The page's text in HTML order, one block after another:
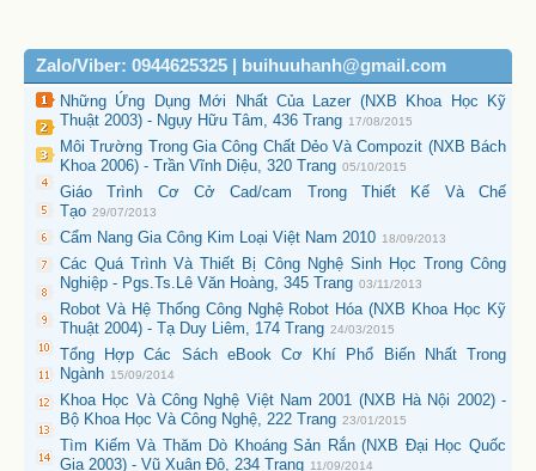
Zalo/Viber: 0944625325 | buihuuhanh@gmail.com
Những Ứng Dụng Mới Nhất Của Lazer (NXB Khoa Học Kỹ
Thuật 2003) - Ngụy Hữu Tâm, 436 Trang 17/08/2015
Môi Trường Trong Gia Công Chất Dẻo Và Compozit (NXB Bách
Khoa 2006) - Trần Vĩnh Diệu, 320 Trang 05/10/2015
Giáo Trình Cơ Cở Cad/cam Trong Thiết Kế Và Chế
Tạo 29/07/2013
Cẩm Nang Gia Công Kim Loại Việt Nam 2010 18/09/2013
Các Quá Trình Và Thiết Bị Công Nghệ Sinh Học Trong Công
Nghiệp - Pgs.Ts.Lê Văn Hoàng, 345 Trang 03/11/2013
Robot Và Hệ Thống Công Nghệ Robot Hóa (NXB Khoa Học Kỹ
Thuật 2004) - Tạ Duy Liêm, 174 Trang 24/03/2015
Tổng Hợp Các Sách eBook Cơ Khí Phổ Biến Nhất Trong
Ngành 15/09/2014
Khoa Học Và Công Nghệ Việt Nam 2001 (NXB Hà Nội 2002) -
Bộ Khoa Học Và Công Nghệ, 222 Trang 23/01/2015
Tìm Kiếm Và Thăm Dò Khoáng Sản Rắn (NXB Đại Học Quốc
Gia 2003) - Vũ Xuân Độ, 234 Trang 11/09/2014